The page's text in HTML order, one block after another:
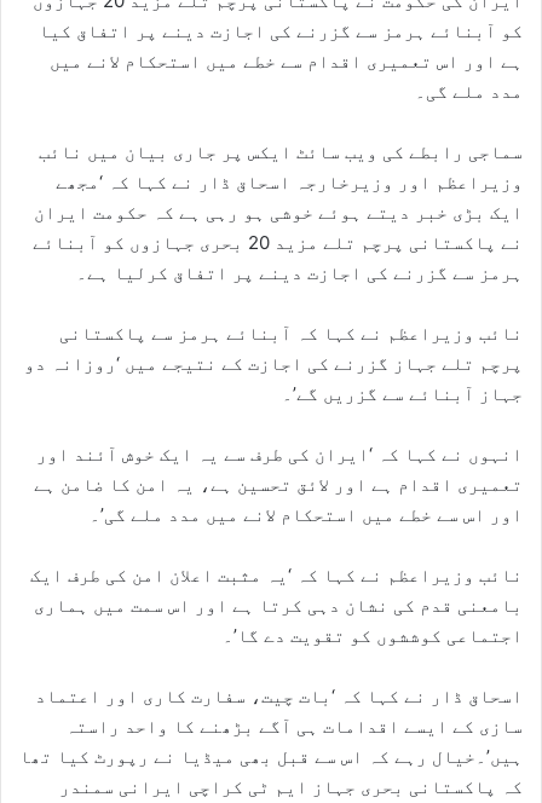
کو آبنائے ہرمز سے گزرنے کی اجازت دینے پر اتفاق کیا
ہے اور اس تعمیری اقدام سے خطے میں استحکام لانے میں
مدد ملے گی۔
سماجی رابطے کی ویب سائٹ ایکس پر جاری بیان میں نائب
وزیراعظم اور وزیرخارجہ اسحاق ڈار نے کہا کہ ‘مجھے
ایک بڑی خبر دیتے ہوئے خوشی ہو رہی ہے کہ حکومت ایران
نے پاکستانی پرچم تلے مزید 20 بحری جہازوں کو آبنائے
ہرمز سے گزرنے کی اجازت دینے پر اتفاق کرلیا ہے۔
نائب وزیراعظم نے کہا کہ آبنائے ہرمز سے پاکستانی
پرچم تلے جہاز گزرنے کی اجازت کے نتیجے میں ‘روزانہ دو
جہاز آبنائے سے گزریں گے’۔
انہوں نے کہا کہ ‘ایران کی طرف سے یہ ایک خوش آئند اور
تعمیری اقدام ہے اور لائق تحسین ہے، یہ امن کا ضامن ہے
اور اس سے خطے میں استحکام لانے میں مدد ملے گی’۔
نائب وزیراعظم نے کہا کہ ‘یہ مثبت اعلان امن کی طرف ایک
بامعنی قدم کی نشان دہی کرتا ہے اور اس سمت میں ہماری
اجتماعی کوششوں کو تقویت دے گا’۔
اسحاق ڈار نے کہا کہ ‘بات چیت، سفارت کاری اور اعتماد
سازی کے ایسے اقدامات ہی آگے بڑھنے کا واحد راستہ
ہیں’۔خیال رہے کہ اس سے قبل بھی میڈیا نے رپورٹ کیا تھا
کہ پاکستانی بحری جہاز ایم ٹی کراچی ایرانی سمندر